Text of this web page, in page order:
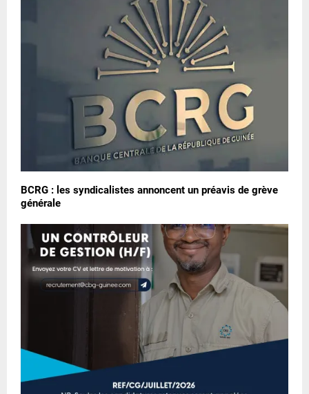
BCRG : les syndicalistes annoncent un préavis de grève
générale